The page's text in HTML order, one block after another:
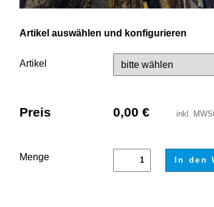
Artikel auswählen und konfigurieren
Artikel
Preis 0,00 € inkl.
Menge